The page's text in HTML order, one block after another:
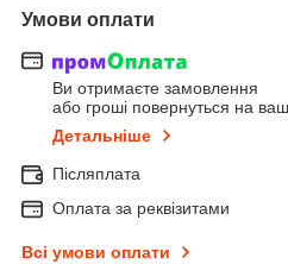
Умови оплати
Ви отримаєте замовлення
або гроші повернуться на
Детальніше
Післяплата
Оплата за реквізитами
Всі умови оплати